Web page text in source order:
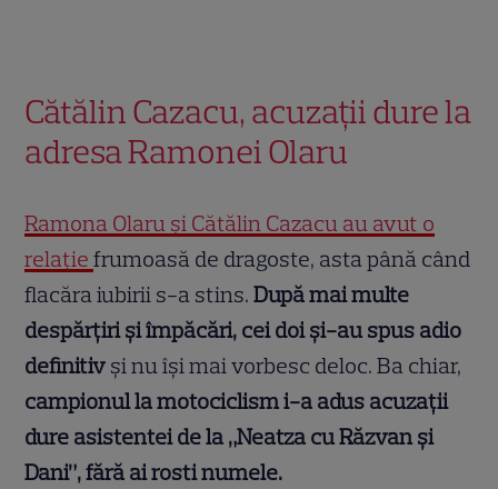
Cătălin Cazacu, acuzații dure la
adresa Ramonei Olaru
Ramona Olaru și Cătălin Cazacu au avut o
relațiefrumoasă de dragoste, asta până când
flacăra iubirii s-a stins.După mai multe
despărțiri și împăcări, cei doi și-au spus adio
definitiv și nu își mai vorbesc deloc. Ba chiar,
campionul la motociclism i-a adus acuzații
dure asistentei de la „Neatza cu Răzvan și
Dani”, fără ai rosti numele.